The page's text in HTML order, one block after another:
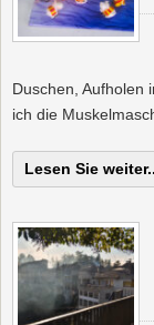
Duschen, Aufholen
ich die
Lesen Sie